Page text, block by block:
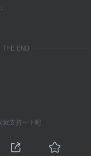
THE END
就支持一下吧